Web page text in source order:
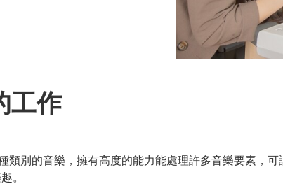
工作
類別的音樂，擁有高度的能力能處理許多音樂要素，
。